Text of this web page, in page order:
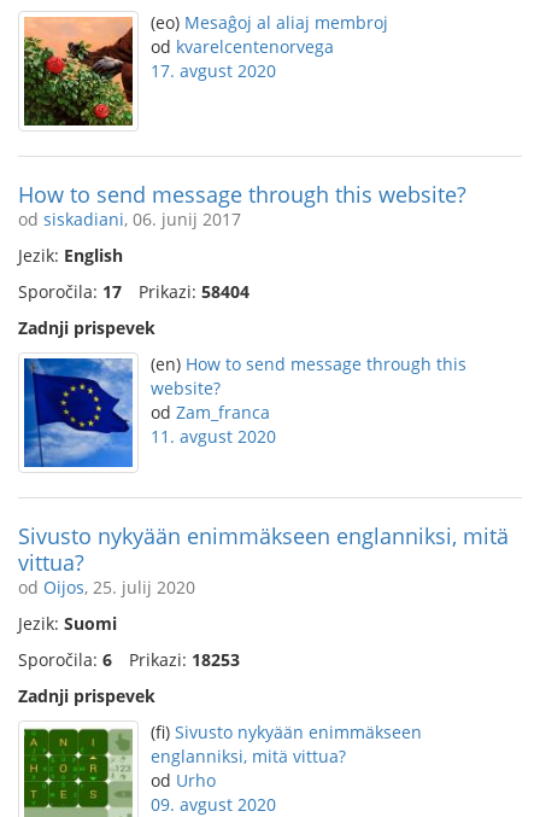
(eo) Mesaĝoj al aliaj membroj
od kvarelcentenorvega
17. avgust 2020
How to send message through this website?
od siskadiani, 06. junij 2017
Jezik: English
Sporočila: 17 Prikazi: 58404
Zadnji prispevek
(en) How to send message through this
website?
od Zam_franca
11. avgust 2020
Sivusto nykyään enimmäkseen englanniksi, mitä
vittua?
od Oijos, 25. julij 2020
Jezik: Suomi
Sporočila: 6 Prikazi: 18253
Zadnji prispevek
(fi) Sivusto nykyään enimmäkseen
englanniksi, mitä vittua?
od Urho
09. avgust 2020